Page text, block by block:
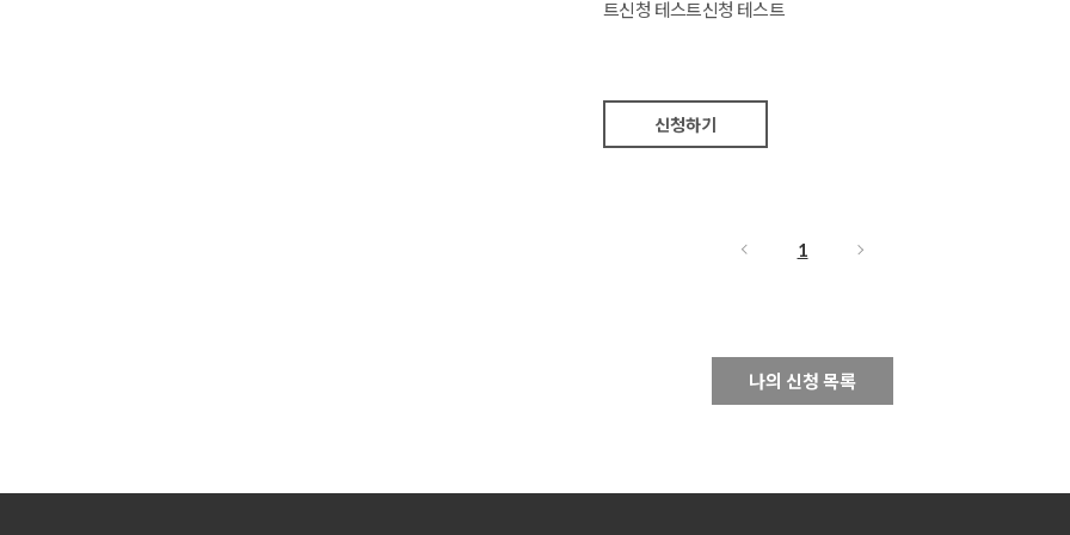
트신청 테스트신청 테스트
신청하기
1
나의 신청 목록